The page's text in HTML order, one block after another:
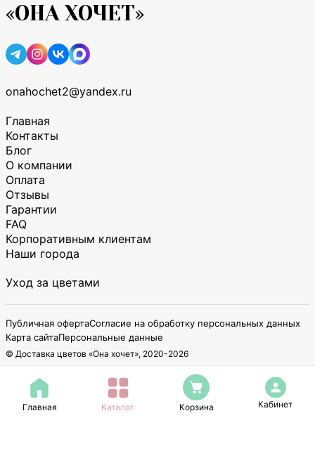
Главная Каталог Корзина Кабинет
«ОНА ХОЧЕТ»
onahochet2@yandex.ru
Главная
Контакты
Блог
О компании
Оплата
Отзывы
Гарантии
FAQ
Корпоративным клиентам
Наши города
Уход за цветами
Публичная офертаСогласие на обработку персональных данных
Карта сайтаПерсональные данные
© Доставка цветов «Она хочет», 2020-2026
ИНН 615436749336
Юридический адрес: 283009, Россия, ДНР, г. Донецк, ул. Марковникова,
д. 179